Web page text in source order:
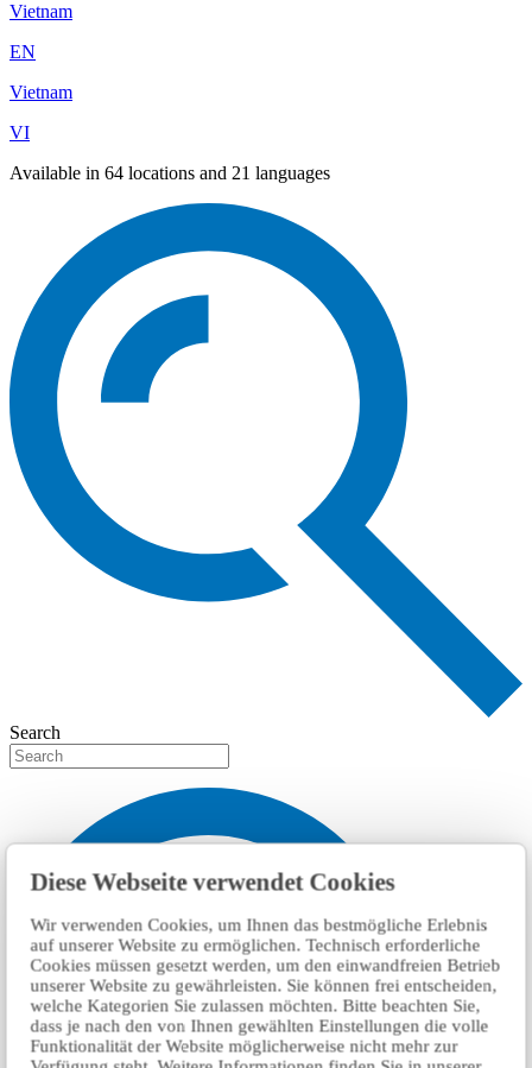
Diese Webseite verwendet Cookies
Wir verwenden Cookies, um Ihnen das bestmögliche Erlebnis
auf unserer Website zu ermöglichen. Technisch erforderliche
Cookies müssen gesetzt werden, um den einwandfreien Betrieb
unserer Website zu gewährleisten. Sie können frei entscheiden,
welche Kategorien Sie zulassen möchten. Bitte beachten Sie,
dass je nach den von Ihnen gewählten Einstellungen die volle
Funktionalität der Website möglicherweise nicht mehr zur
Vietnam
EN
Vietnam
VI
Available in 64 locations and 21 languages
Search